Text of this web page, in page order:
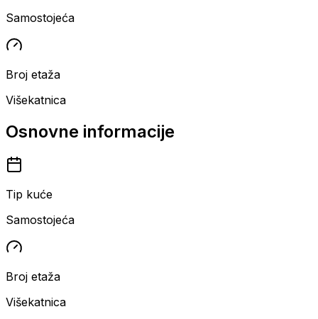
Samostojeća
Broj etaža
Višekatnica
Osnovne informacije
Tip kuće
Samostojeća
Broj etaža
Višekatnica